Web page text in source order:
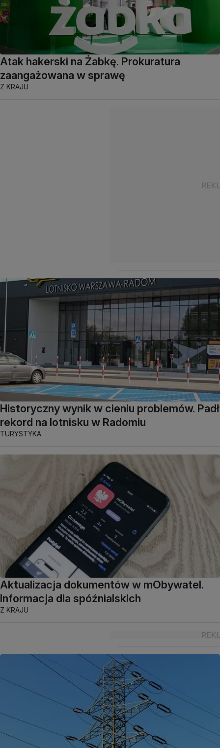
Atak hakerski na Żabkę. Prokuratura
zaangażowana w sprawę
Z KRAJU
Historyczny wynik w cieniu problemów. Padł
rekord na lotnisku w Radomiu
TURYSTYKA
Aktualizacja dokumentów w mObywatel.
Informacja dla spóźnialskich
Z KRAJU